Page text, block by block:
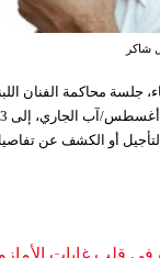
شاكر
جلسة محاكمة الفنان
فضل شاكر، التي
أو الكشف عن